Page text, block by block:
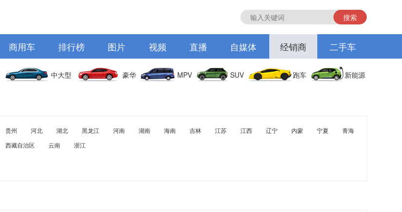
搜索
商用车 排行榜 图片 视频 直播 自媒体 经销商 二手车
中大型 豪华 MPV SUV 跑车 新能源
贵州 河北 湖北 黑龙江 河南 湖南 海南 吉林 江苏 江西 辽宁 内蒙 宁夏
青海
西藏自治区 云南 浙江